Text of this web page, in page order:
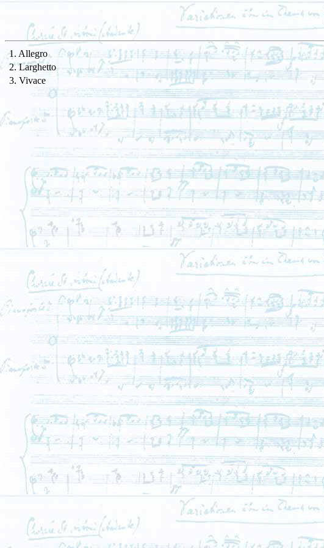
1. Allegro
2. Larghetto
3. Vivace